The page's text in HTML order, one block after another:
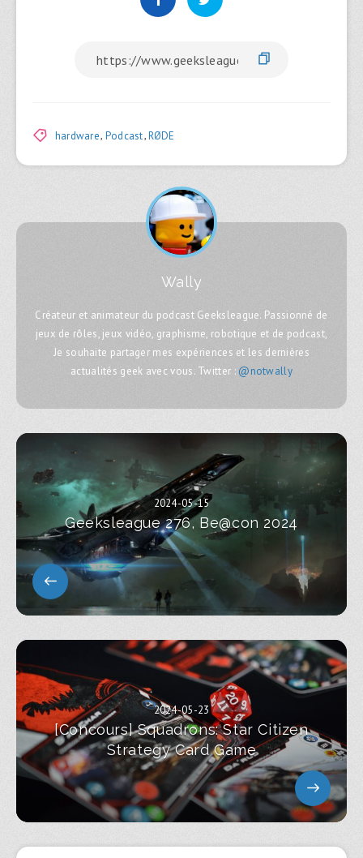
hardware, Podcast,RØDE
Wally
Créateur et animateur du podcast Geeksleague. Passionné de
jeux de rôles, jeux vidéo, graphisme, robotique et de podcast,
Je souhaite partager mes expériences et les dernières
actualités geek avec vous. Twitter : @notwally
2024-05-15
Geeksleague 276, Be@con 2024
2024-05-23
[Concours] Squadrons: Star Citizen
Strategy Card Game